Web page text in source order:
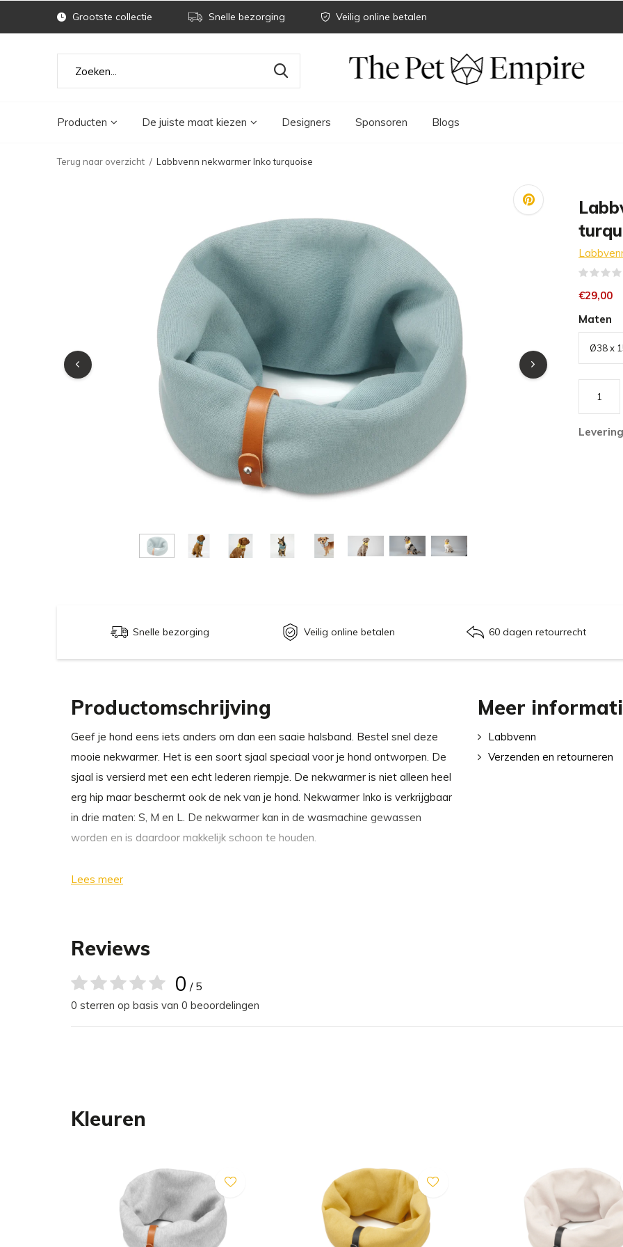
Producten De juiste maat kiezen Designers Sponsoren Blogs
Grootste collectie Snelle bezorging Veilig online betalen
Terug naar overzicht Labbvenn nekwarmer Inko turquoise
€29,00
Maten
Snelle bezorging Veilig online betalen 60 dagen retourrecht
Productomschrijving
Geef je hond eens iets anders om dan een saaie halsband. Bestel snel deze
mooie nekwarmer. Het is een soort sjaal speciaal voor je hond ontworpen. De
sjaal is versierd met een echt lederen riempje. De nekwarmer is niet alleen heel
erg hip maar beschermt ook de nek van je hond. Nekwarmer Inko is verkrijgbaar
in drie maten: S, M en L. De nekwarmer kan in de wasmachine gewassen
worden en is daardoor makkelijk schoon te houden.
Waarom wij kiezen voor nekwarmer Inko van Labbvenn:
Speciaal ontworpen voor honden
Verkrijgbaar in drie maten
wassen donker van kleur worden en elasticiteit verliezen. Het logo kan minder
niet onder de garantie.
Lees meer
Meer
Labbvenn
Verzenden en retourneren
Reviews
0 / 5
0 sterren op basis van 0 beoordelingen
Kleuren